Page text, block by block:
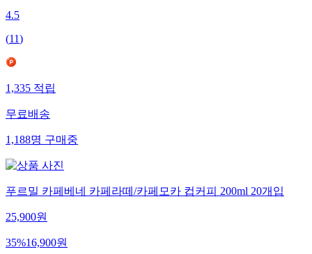
4.5
(11)
1,335적립
무료배송
1,188명구매중
푸르밀 카페베네 카페라떼/카페모카 컵커피 200ml 20개입
25,900원
35%16,900원